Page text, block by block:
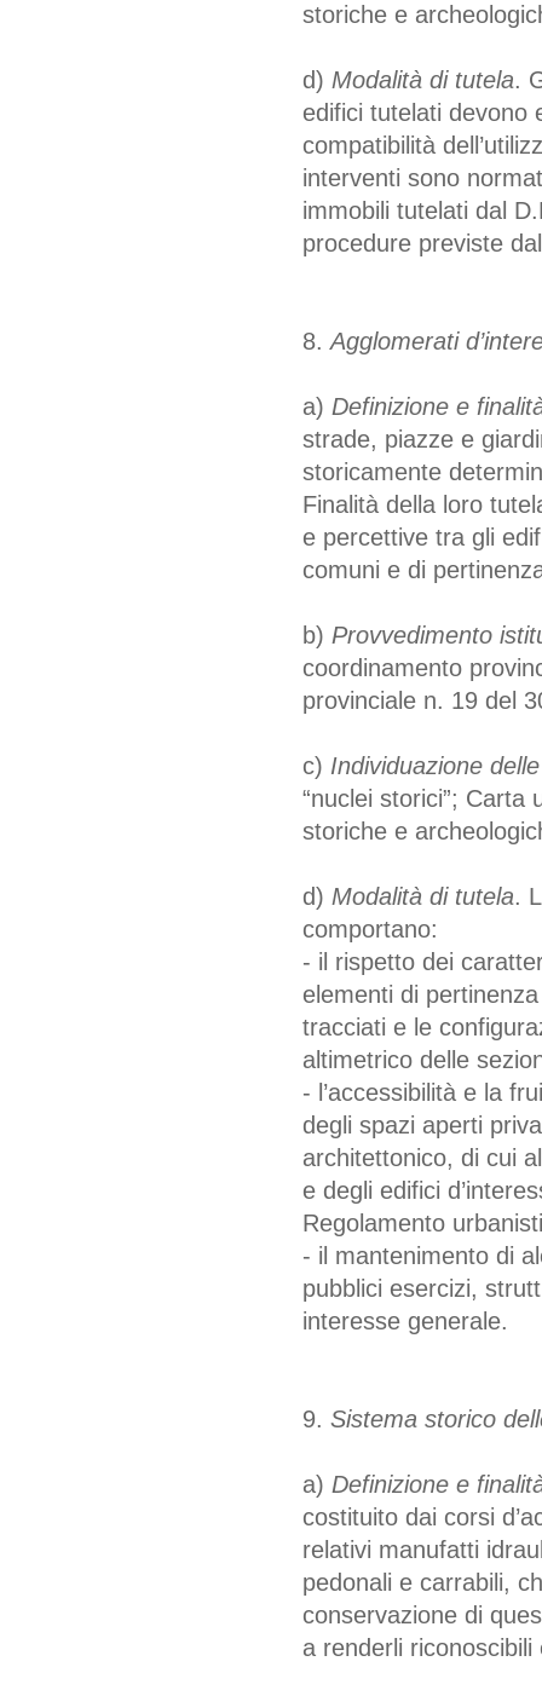
storiche e
d) Modalità di tutela.
edifici tutelati devono
compatibilità
interventi sono
immobili tutelati dal
procedure previste
8. Agglomerati
a) Definizione e
strade, piazze e
storicamente
Finalità della loro
e percettive tra gli
comuni e di
b) Provvedimento
coordinamento
provinciale n. 19 del
c) Individuazione
“nuclei storici”; Carta
storiche e
d) Modalità di tutela.
comportano:
- il rispetto dei
elementi di
tracciati e le
altimetrico delle
- l’accessibilità e la
degli spazi aperti
architettonico, di cui
e degli edifici
Regolamento
- il mantenimento di
pubblici esercizi,
interesse generale.
9. Sistema storico
a) Definizione e
costituito dai corsi
relativi manufatti
pedonali e carrabili,
conservazione di
a renderli riconoscibili